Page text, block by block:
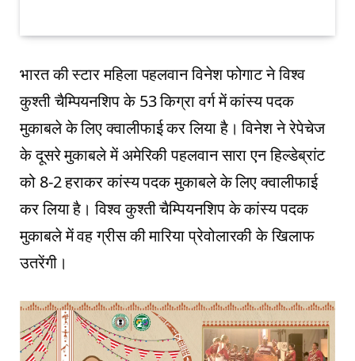
भारत की स्‍टार महिला पहलवान विनेश फोगाट ने विश्व
कुश्ती चैम्पियनशिप के 53 किग्रा वर्ग में कांस्य पदक
मुकाबले के लिए क्वालीफाई कर लिया है। विनेश ने रेपेचेज
के दूसरे मुकाबले में अमेरिकी पहलवान सारा एन हिल्डेब्रांट
को 8-2 हराकर कांस्य पदक मुकाबले के लिए क्वालीफाई
कर लिया है। विश्व कुश्ती चैम्पियनशिप के कांस्य पदक
मुकाबले में वह ग्रीस की मारिया प्रेवोलारकी के खिलाफ
उतरेंगी।